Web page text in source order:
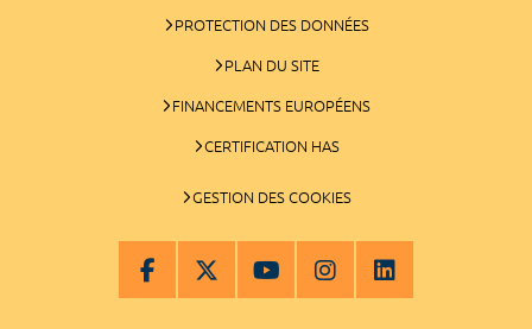
PROTECTION DES DONNÉES
PLAN DU SITE
FINANCEMENTS EUROPÉENS
CERTIFICATION HAS
GESTION DES COOKIES